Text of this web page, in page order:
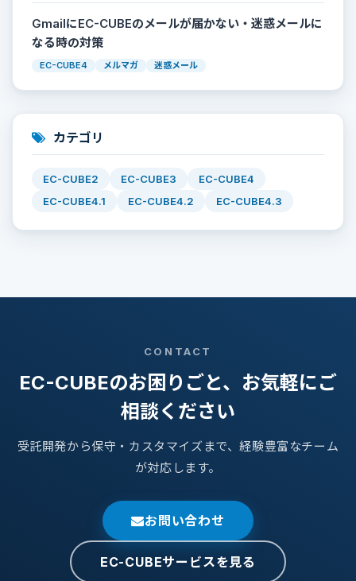
GmailにEC-CUBEのメールが届かない・迷惑メールに
なる時の対策
EC-CUBE4 メルマガ 迷惑メール
カテゴリ
EC-CUBE2 EC-CUBE3
EC-CUBE4
EC-CUBE4.1
EC-CUBE4.2 EC-CUBE4.3
CONTACT
EC-CUBEのお困りごと、お気軽にご
相談ください
受託開発から保守・カスタマイズまで、経験豊富なチーム
が対応します。
お問い合わせ
EC-CUBEサービスを見る